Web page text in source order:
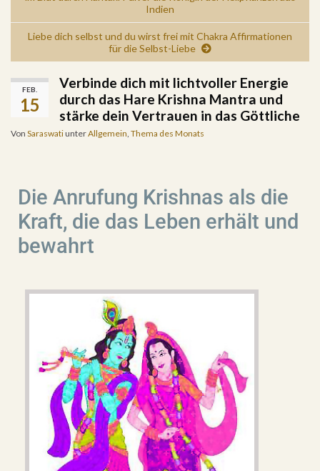
Indien
Liebe dich selbst und du wirst frei mit Chakra Affirmationen
für die Selbst-Liebe
FEB.
15
Verbinde dich mit lichtvoller Energie
durch das Hare Krishna Mantra und
stärke dein Vertrauen in das Göttliche
Von SaraswatiunterAllgemein Thema des Monats
Die Anrufung Krishnas als die
Kraft, die das Leben erhält und
bewahrt